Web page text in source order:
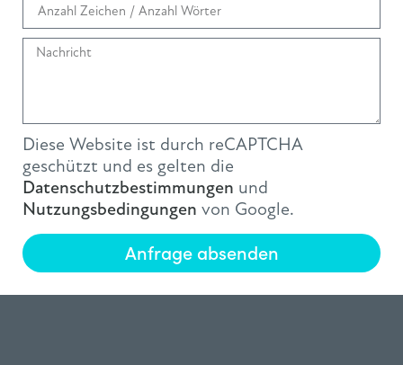
Diese Website ist durch reCAPTCHA
geschützt und es gelten die
Datenschutzbestimmungen und
Nutzungsbedingungen von Google.
Anfrage absenden